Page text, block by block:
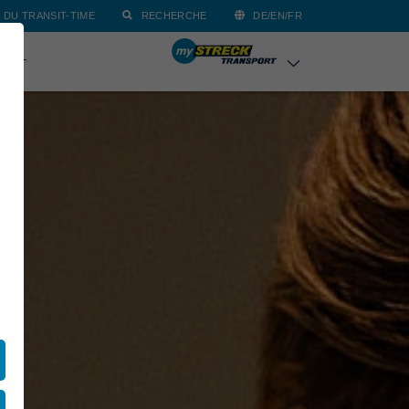
TRANSIT-TIME RECHERCHE DE/EN/FR